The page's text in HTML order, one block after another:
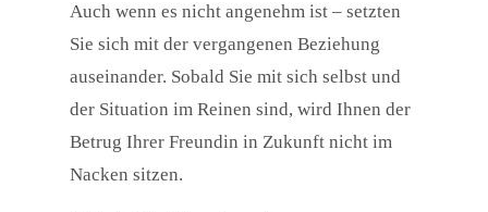
Auch wenn es nicht angenehm ist – setzten
Sie sich mit der vergangenen Beziehung
auseinander. Sobald Sie mit sich selbst und
der Situation im Reinen sind, wird Ihnen der
Betrug Ihrer Freundin in Zukunft nicht im
Nacken sitzen.